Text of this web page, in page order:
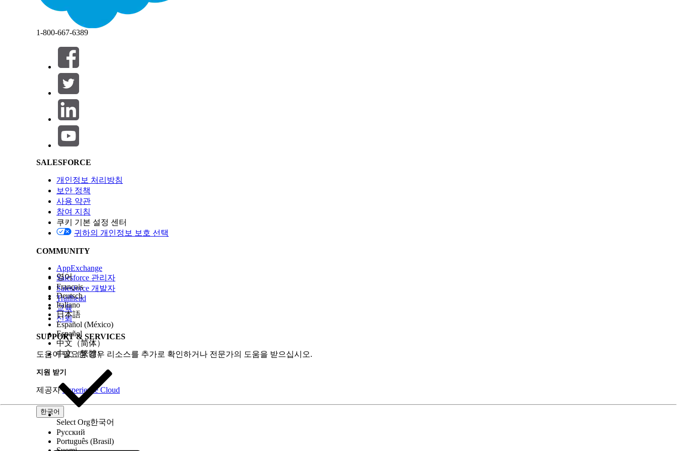
설정>암호화 설정>고급 암호화 설정>BYOK가 키 파생을 거부하도록 허용 활성화
설정>키 관리>키 유형> 자체 키 가져오기>Salesforce 키 파생 사용 해제>키 업로드 를 선택합니다.
제어 개요
BYOK 기능을 최종 데이터 암호화 키로 사용하여 중요한 데이터를 암호화합니다.
구성되지 않은 경우 보안 위험
암호화가 활성화되지 않은 경우 권한이 없는 직원이 민감한 PII(개인 식별 정보)를 볼 수 있으며, 노출된 키로 인해 암호화 제어가 효과적이
지 않을 수 있습니다. 매년(예: 정기적으로) 키를 순환하면 누출된 키는 특정 데이터에 대한 액세스 권한만 부여합니다. 나머지 데이터는 다
른 키 아래에서 안전하게 유지됩니다.
암호화 키 관리를 사용하지 않으면 노출된 키를 위협 작업자가 사용하여 암호화된 중요한 데이터에 액세스할 수 있습니다.
예상 CVSS 점수 범위
높음(7.0~8.9)
플랫폼에 저장된 중요한 데이터 및 회사에서 준수해야 하는 규제 요구 사항에 따라 다릅니다.
위험이 높은 경우
암호화가 활성화되지 않고 키가 회전되거나 많은 사용자 및 외부 응용 프로그램에 노출되지 않습니다.
낮은 위험 또는 비위험
다음 중 하나 이상이 구현되면 이 제어가 낮은 위험으로 간주될 수 있습니다.
Salesforce 생성 키 사용
MFA를 사용하여 키에 대한 액세스가 제한됨
비즈니스 및 통합 고려 사항
고객은 데이터를 암호화하기 위한 키를 관리하는 비즈니스 근거를 평가해야 합니다.
권장 수정
1-800-667-6389
SALESFORCE
개인정보 처리방침
보안 정책
사용 약관
참여 지침
쿠키 기본 설정 센터
귀하의 개인정보 보호 선택
COMMUNITY
AppExchange
Salesforce 관리자
Salesforce 개발자
Trailhead
교육
신뢰
SUPPORT & SERVICES
도움이 필요한 경우 리소스를 추가로 확인하거나 전문가의 도움을 받으십시오.
지원 받기
제공자Experience Cloud
한국어
영어
Français
Deutsch
Italiano
日本語
Español (México)
Español
中文（简体）
中文（繁體）
Select Org한국어
Русский
Português (Brasil)
Salesforce Help | Article